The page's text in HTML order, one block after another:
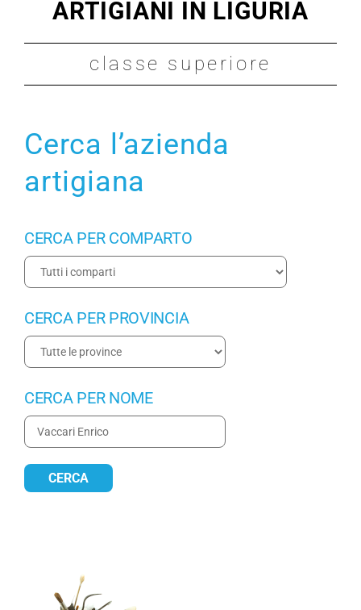
Maestro Artigiano
Modulistica
ARTIGIANI IN LIGURIA
classe superiore
Cerca l’azienda
artigiana
CERCA PER COMPARTO
CERCA PER PROVINCIA
CERCA PER NOME